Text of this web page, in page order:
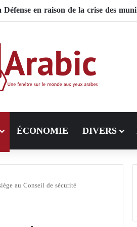
entre les États-Unis et l’Iran
ÉCONOMIE DIVERS
au Conseil de sécurité